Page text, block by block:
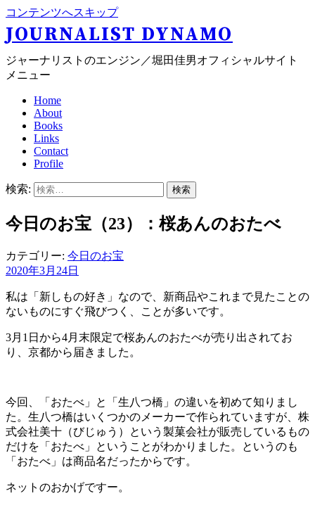
コンテンツへスキップ
JOURNALIST DYNAMO
ジャーナリストのエンジン／堀田佳男オフィシャルサイト
メニュー
Home
About
Books
Links
Contact
Profile
検索:
今日のお宝（23）：桜あんのおたべ
カテゴリー: 今日のお宝
2020年3月24日
私は「新しもの好き」なので、新商品やこれまで見たことの
ないものにすぐ飛びつく、ことが多いです。
3月1日から4月末限定で桜あんのおたべが売り出されてお
り、京都から届きました。
今回、「おたべ」と「生八つ橋」の違いを初めて知りまし
た。生八つ橋はいくつかのメーカーで作られていますが、株
式会社美十（びじゅう）という製菓会社が販売しているもの
だけを「おたべ」ということがわかりました。というのも
「おたべ」は商品名だったからです。
ネットのおかげですー。